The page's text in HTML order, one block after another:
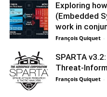
Exploring
(Embedded
work in
François Quiquet -
SPARTA
François Quiquet -